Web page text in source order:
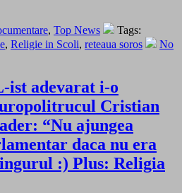
, Top News
Tags:
, Religie in Scoli, reteaua soros
No
ist adevarat i-o
Cristian
“Nu ajungea
daca nu era
:) Plus: Religia